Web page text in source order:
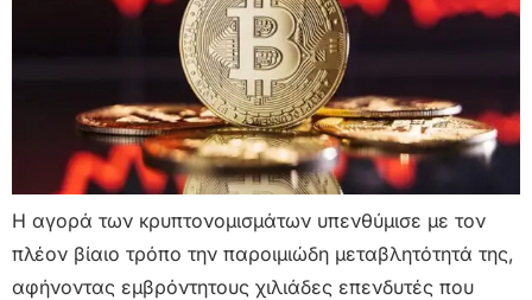
Η αγορά των κρυπτονομισμάτων υπενθύμισε με τον
πλέον βίαιο τρόπο την παροιμιώδη μεταβλητότητά της,
αφήνοντας εμβρόντητους χιλιάδες επενδυτές που